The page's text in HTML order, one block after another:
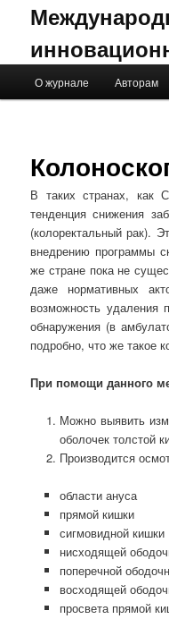
Skip to primary content
Skip to secondary
О журнале Авторам
В таких странах, как
тенденция снижения
(колоректальный рак).
внедрению программы
же стране пока не
даже нормативных
возможность удаления
обнаружения (в
подробно, что же такое
При помощи данного
Можно выявить
оболочек толстой
Производится
области ануса
прямой кишки
сигмовидной кишки
нисходящей
поперечной
восходящей
просвета прямой